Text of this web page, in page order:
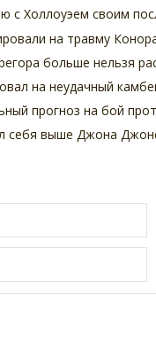
с Холлоуэем своим
на травму
больше нельзя
на неудачный
прогноз на бой
себя выше Джона